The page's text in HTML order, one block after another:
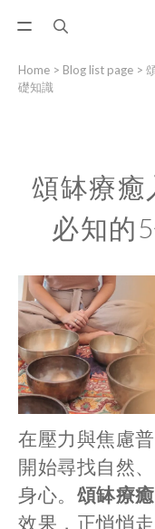
Home > Blog list page >
礎知識
頌缽療癒
必知的
在壓力與焦慮
開始尋找自然
身心。 頌缽療癒
效果，正悄悄